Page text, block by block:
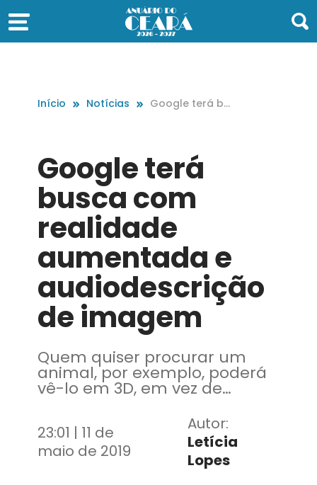
Início Notícias
Google terá bu
ção de image
m
Google terá
busca com
realidade
aumentada e
audiodescrição
de imagem
Quem quiser procurar um
animal, por exemplo, poderá
vê-lo em 3D, em vez de
23:01 | 11 de
maio de 2019
Autor:
Letícia
Lopes